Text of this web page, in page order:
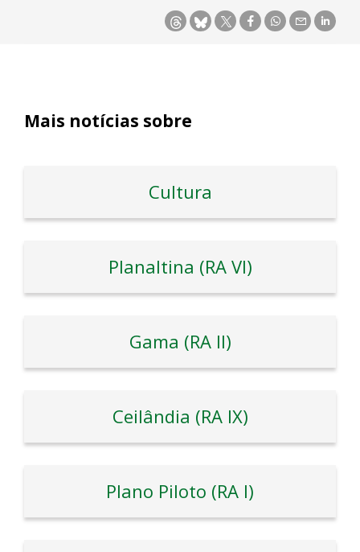
Mais notícias sobre
Cultura
Planaltina (RA VI)
Gama (RA II)
Ceilândia (RA IX)
Plano Piloto (RA I)